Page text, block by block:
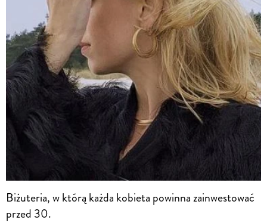
Biżuteria, w którą każda kobieta powinna zainwestować
przed 30.